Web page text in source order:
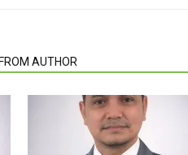
AUTHOR